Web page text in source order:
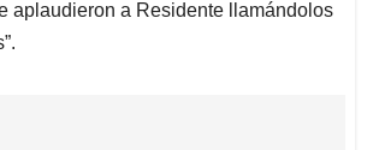
aplaudieron a Residente llamándolos